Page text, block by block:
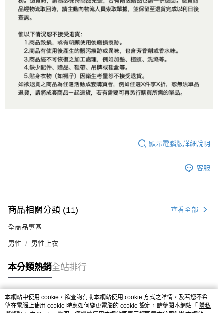
顯示電腦版詳細說明
客服
商品相關分類 (11) 查看全部
全商品專區
男性 男性上衣
本分類熱銷全站排行
熱門標籤
本網站中使用 cookie，欲查詢有關本網站使用 cookie 方式之詳情，及若您不希
望在電腦上使用 cookie 時應如何變更電腦的 cookie 設定，請參閱本網站「 隱私